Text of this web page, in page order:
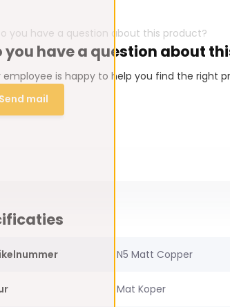
you have a question about
employee is happy to help you find the right
Send mail
N5 Matt Copper
Mat Koper